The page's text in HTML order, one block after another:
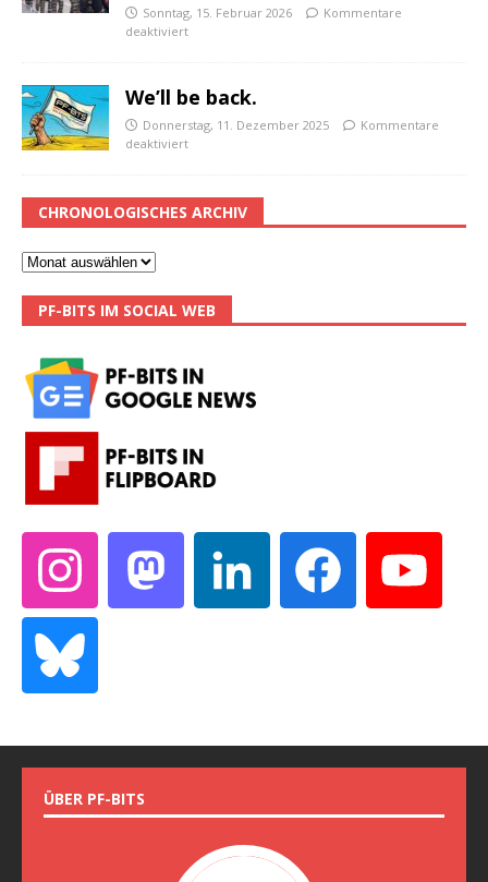
Sonntag, 15. Februar 2026
Kommentare
deaktiviert
We’ll be back.
Donnerstag, 11. Dezember 2025
Kommentare
deaktiviert
CHRONOLOGISCHES ARCHIV
PF-BITS IM SOCIAL WEB
ÜBER PF-BITS